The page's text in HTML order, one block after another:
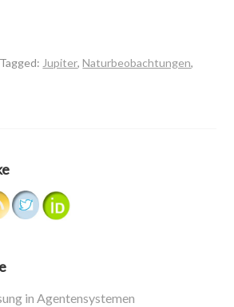
Tagged: Jupiter,Naturbeobachtungen,
in Agentensystemen